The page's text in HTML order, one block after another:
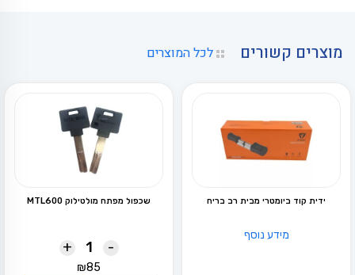
מוצרים קשורים לכל המוצרים
ידית קוד ביומטרי מבית רב בריח
מידע נוסף
שכפול מפתח מולטילוק MTL600
-
+
₪85